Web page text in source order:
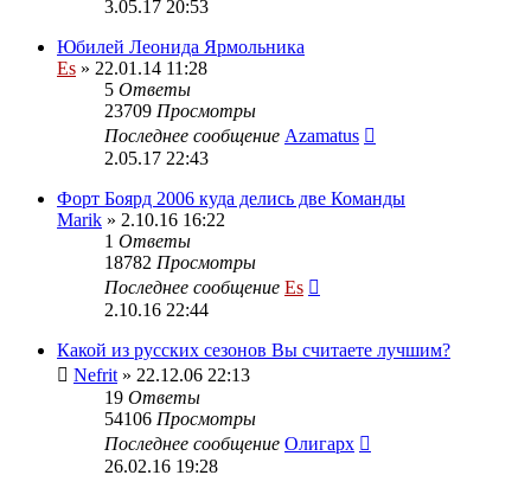
3.05.17 20:53
Юбилей Леонида Ярмольника
Es » 22.01.14 11:28
5 Ответы
23709 Просмотры
Последнее сообщение Azamatus
2.05.17 22:43
Форт Боярд 2006 куда делись две Команды
Marik » 2.10.16 16:22
1 Ответы
18782 Просмотры
Последнее сообщение Es
2.10.16 22:44
Какой из русских сезонов Вы считаете лучшим?
Nefrit » 22.12.06 22:13
19 Ответы
54106 Просмотры
Последнее сообщение Олигарх
26.02.16 19:28